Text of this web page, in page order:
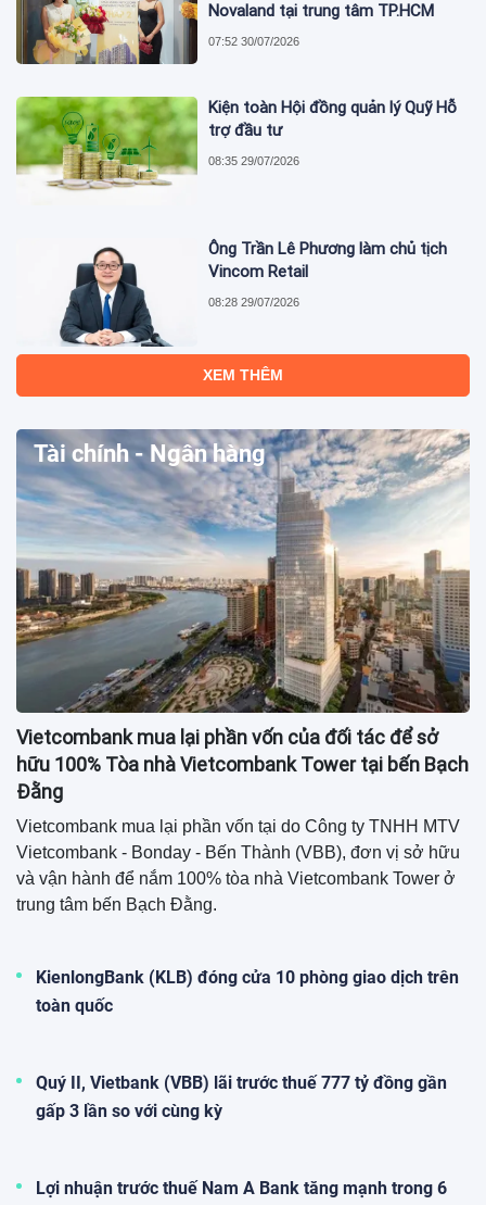
Novaland tại trung tâm TP.HCM
07:52 30/07/2026
Kiện toàn Hội đồng quản lý Quỹ Hỗ
trợ đầu tư
08:35 29/07/2026
Ông Trần Lê Phương làm chủ tịch
Vincom Retail
08:28 29/07/2026
XEM THÊM
Tài chính - Ngân hàng
Vietcombank mua lại phần vốn của đối tác để sở
hữu 100% Tòa nhà Vietcombank Tower tại bến Bạch
Đằng
Vietcombank mua lại phần vốn tại do Công ty TNHH MTV
Vietcombank - Bonday - Bến Thành (VBB), đơn vị sở hữu
và vận hành để nắm 100% tòa nhà Vietcombank Tower ở
trung tâm bến Bạch Đằng.
KienlongBank (KLB) đóng cửa 10 phòng giao dịch trên
toàn quốc
Quý II, Vietbank (VBB) lãi trước thuế 777 tỷ đồng gần
gấp 3 lần so với cùng kỳ
Lợi nhuận trước thuế Nam A Bank tăng mạnh trong 6